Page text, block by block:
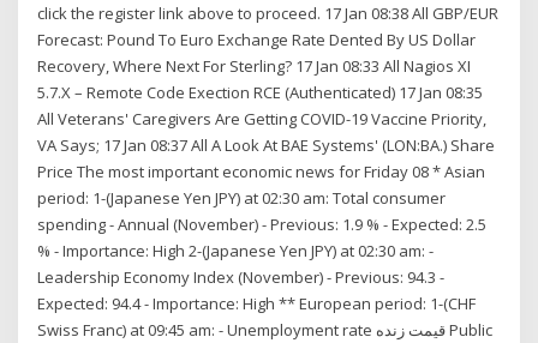
click the register link above to proceed. 17 Jan 08:38 All GBP/EUR
Forecast: Pound To Euro Exchange Rate Dented By US Dollar
Recovery, Where Next For Sterling? 17 Jan 08:33 All Nagios XI
5.7.X – Remote Code Exection RCE (Authenticated) 17 Jan 08:35
All Veterans' Caregivers Are Getting COVID-19 Vaccine Priority,
VA Says; 17 Jan 08:37 All A Look At BAE Systems' (LON:BA.) Share
Price The most important economic news for Friday 08 * Asian
period: 1-(Japanese Yen JPY) at 02:30 am: Total consumer
spending - Annual (November) - Previous: 1.9 % - Expected: 2.5
% - Importance: High 2-(Japanese Yen JPY) at 02:30 am: -
Leadership Economy Index (November) - Previous: 94.3 -
Expected: 94.4 - Importance: High ** European period: 1-(CHF
Swiss Franc) at 09:45 am: - Unemployment rate قیمت زنده Public